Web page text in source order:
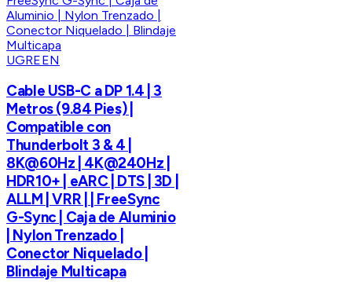
UGREEN
Cable USB-C a DP 1.4 | 3
Metros (9.84 Pies) |
Compatible con
Thunderbolt 3 & 4 |
8K@60Hz | 4K@240Hz |
HDR10+ | eARC | DTS | 3D |
ALLM | VRR | | FreeSync
G-Sync | Caja de Aluminio
| Nylon Trenzado |
Conector Niquelado |
Blindaje Multicapa